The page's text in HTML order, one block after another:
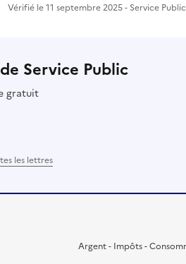
Vérifié le 11 septembre 2025 - Service
Service Public
gratuit
les lettres
Argent - Impôts -